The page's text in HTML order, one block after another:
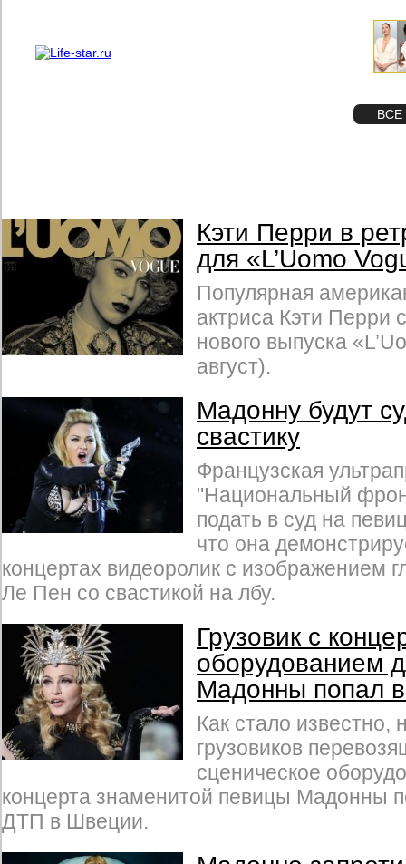
ВСЕ
Кэти Перри в
для «L’Uomo
Популярная
актриса Кэти Перри
нового выпуска
август).
Мадонну будут
свастику
Французская
"Национальный
подать в суд на
что она
концертах видеоролик с изображением
Ле Пен со свастикой на лбу.
Грузовик с
оборудованием
Мадонны попал
Как стало известно,
грузовиков
сценическое
концерта знаменитой певицы Мадонны
ДТП в Швеции.